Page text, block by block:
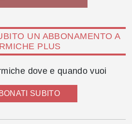
UN ABBONAMENTO A
PLUS
dove e quando vuoi
SUBITO